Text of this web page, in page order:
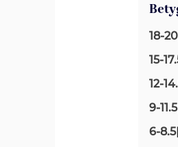
18-20
15-
12-
9-11.5
6-8.5|